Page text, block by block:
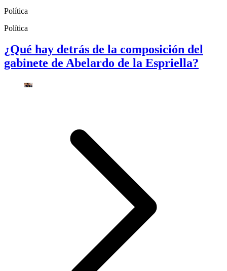
Política
Política
¿Qué hay detrás de la composición del
gabinete de Abelardo de la Espriella?